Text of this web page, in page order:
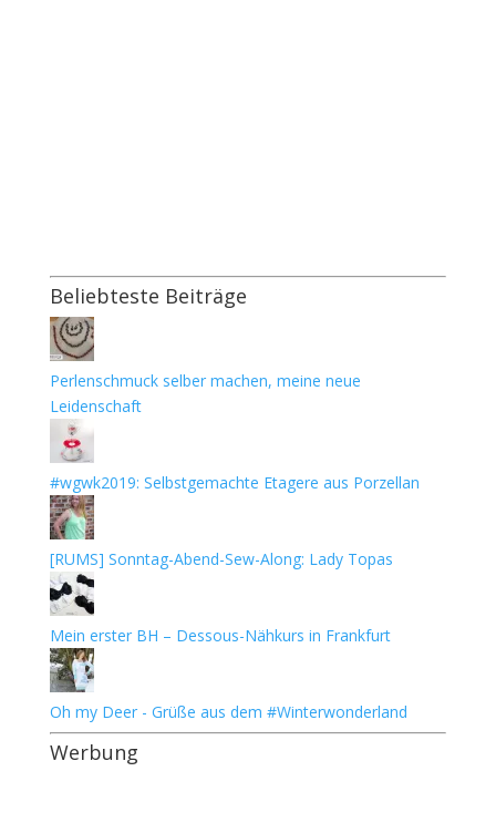
Beliebteste Beiträge
Perlenschmuck selber machen, meine neue
Leidenschaft
#wgwk2019: Selbstgemachte Etagere aus Porzellan
[RUMS] Sonntag-Abend-Sew-Along: Lady Topas
Mein erster BH – Dessous-Nähkurs in Frankfurt
Oh my Deer - Grüße aus dem #Winterwonderland
Werbung